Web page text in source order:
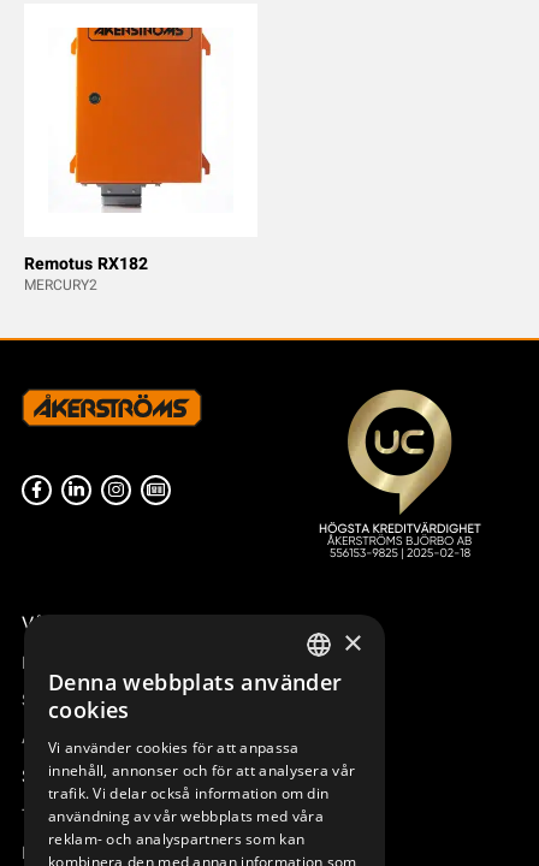
Remotus RX182
MERCURY2
Våra radiostyrningar – översikt
Remotus
Sesam
Access_Ctrl
Support
Teknisk support
Boka service
SWEDISH
DEUTSCH
×
Denna webbplats använder
cookies
Vi använder cookies för att anpassa
innehåll, annonser och för att analysera vår
trafik. Vi delar också information om din
användning av vår webbplats med våra
reklam- och analyspartners som kan
kombinera den med annan information som